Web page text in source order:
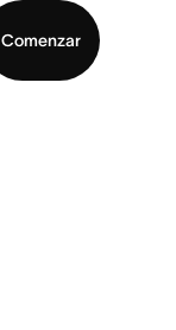
Comenzar